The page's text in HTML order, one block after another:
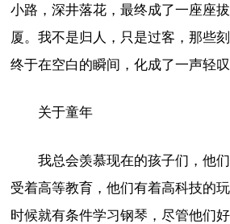
小路，深井落花，最终成了一座座
厦。我不是归人，只是过客，那些
终于在空白的瞬间，化成了一声轻
关于童年
我总会羡慕现在的孩子们，他
受着高等教育，他们有着高科技的
时候就有条件学习钢琴，尽管他们